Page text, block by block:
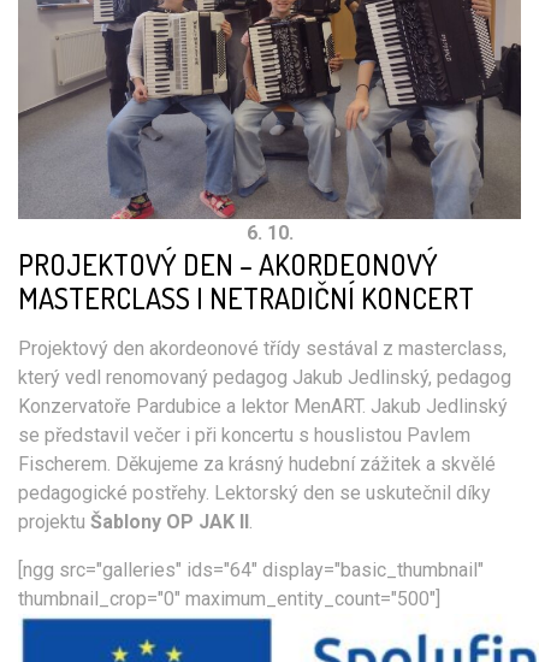
6. 10.
PROJEKTOVÝ DEN – AKORDEONOVÝ
MASTERCLASS I NETRADIČNÍ KONCERT
Projektový den akordeonové třídy sestával z masterclass,
který vedl renomovaný pedagog Jakub Jedlinský, pedagog
Konzervatoře Pardubice a lektor MenART. Jakub Jedlinský
se představil večer i při koncertu s houslistou Pavlem
Fischerem. Děkujeme za krásný hudební zážitek a skvělé
pedagogické postřehy. Lektorský den se uskutečnil díky
projektu Šablony OP JAK II .
[ngg src="galleries" ids="64" display="basic_thumbnail"
thumbnail_crop="0" maximum_entity_count="500"]